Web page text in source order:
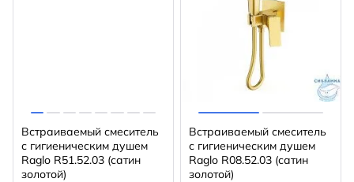
Встраиваемый смеситель
с гигиеническим душем
Raglo R51.52.03 (сатин
золотой)
Встраиваемый смеситель
с гигиеническим душем
Raglo R08.52.03 (сатин
золотой)